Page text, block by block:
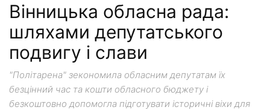
Вінницька обласна рада:
шляхами депутатського
подвигу і слави
"Політарена" зекономила обласним депутатам їх
безцінний час та кошти обласного бюджету і
безкоштовно допомогла підготувати історичні віхи для